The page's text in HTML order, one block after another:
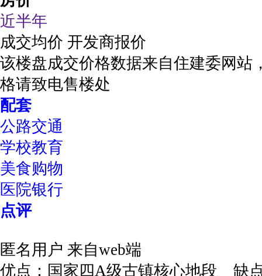
近半年
成交均价 开发商报价
该楼盘成交价格数据来自住建委网站
格请致电售楼处
配套
公路交通
学校教育
美食购物
医院银行
点评
匿名用户 来自web端
优点：国家四A级古镇核心地段 缺